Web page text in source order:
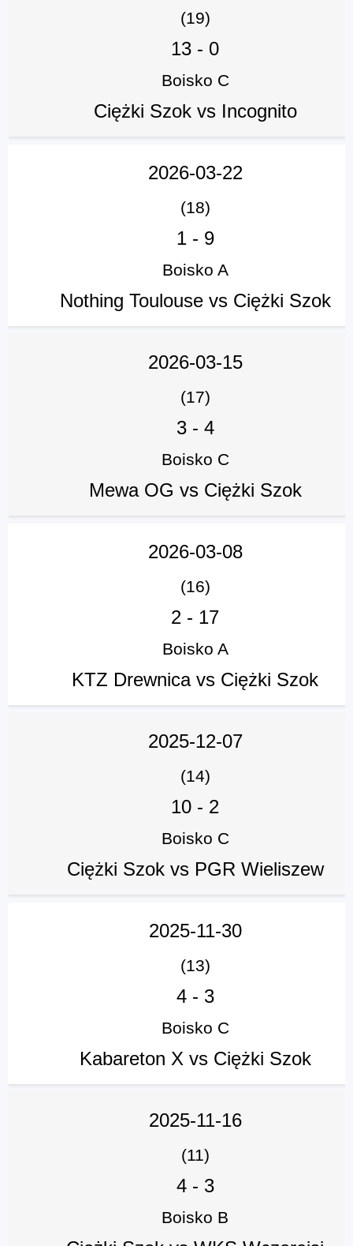
(19)
13 - 0
Boisko C
Ciężki Szok vs Incognito
2026-03-22
(18)
1- 9
Boisko A
Nothing Toulouse vs Ciężki Szok
2026-03-15
(17)
3- 4
Boisko C
Mewa OG vs Ciężki Szok
2026-03-08
(16)
2 - 17
Boisko A
KTZ Drewnica vs Ciężki Szok
2025-12-07
(14)
10 - 2
Boisko C
Ciężki Szok vs PGR Wieliszew
2025-11-30
(13)
4- 3
Boisko C
Kabareton X vs Ciężki Szok
2025-11-16
(11)
4- 3
Boisko B